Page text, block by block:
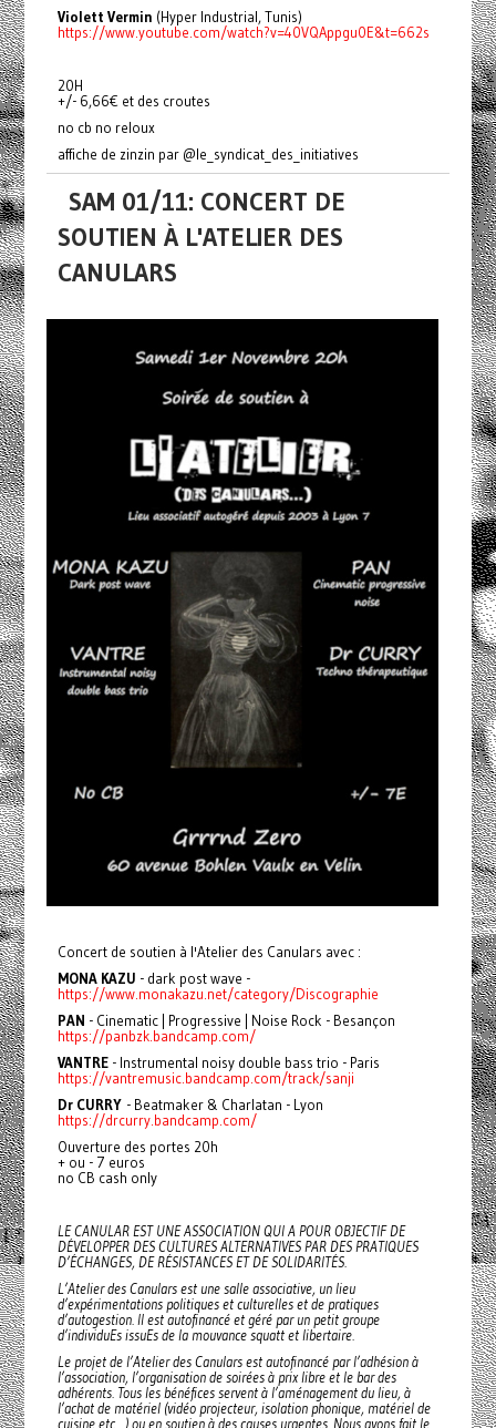
Violett Vermin (Hyper Industrial, Tunis)
https://www.youtube.com/watch?v=40VQAppgu0E&t=662s
20H
+/- 6,66€ et des croutes
no cb no reloux
affiche de zinzin par @le_syndicat_des_initiatives
SAM 01/11: CONCERT DE
SOUTIEN À L'ATELIER DES
CANULARS
Concert de soutien à l'Atelier des Canulars avec :
MONA KAZU - dark post wave -
https://www.monakazu.net/category/Discographie
PAN - Cinematic | Progressive | Noise Rock - Besançon
https://panbzk.bandcamp.com/
VANTRE- Instrumental noisy double bass trio - Paris
https://vantremusic.bandcamp.com/track/sanji
Dr CURRY- Beatmaker & Charlatan - Lyon
https://drcurry.bandcamp.com/
Ouverture des portes 20h
+ ou - 7 euros
no CB cash only
LE CANULAR EST UNE ASSOCIATION QUI A POUR OBJECTIF DE
DÉVELOPPER DES CULTURES ALTERNATIVES PAR DES PRATIQUES
D’ÉCHANGES, DE RÉSISTANCES ET DE SOLIDARITÉS.
L’Atelier des Canulars est une salle associative, un lieu
d’expérimentations politiques et culturelles et de pratiques
d’autogestion. Il est autofinancé et géré par un petit groupe
d’individuEs issuEs de la mouvance squatt et libertaire.
Le projet de l’Atelier des Canulars est autofinancé par l’adhésion à
l’association, l’organisation de soirées à prix libre et le bar des
adhérents. Tous les bénéfices servent à l’aménagement du lieu, à
l’achat de matériel (vidéo projecteur, isolation phonique, matériel de
cuisine etc…) ou en soutien à des causes urgentes. Nous avons fait le